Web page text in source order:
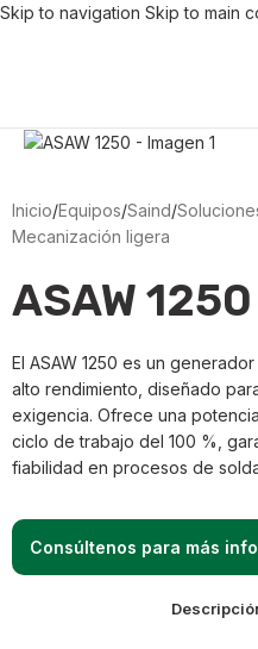
Skip to navigation Skip to main
Inicio/Equipos/Saind/
Mecanización ligera
ASAW 1250
El ASAW 1250 es un
alto rendimiento, diseñado
exigencia. Ofrece una
ciclo de trabajo del 100 %,
fiabilidad en procesos de
Consúltenos para más